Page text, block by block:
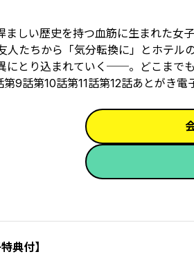
ましい歴史を持つ血筋に生まれた
たちから「気分転換に」とホテル
にとり込まれていく──。どこまで
9話第10話第11話第12話あとがき電
典付】